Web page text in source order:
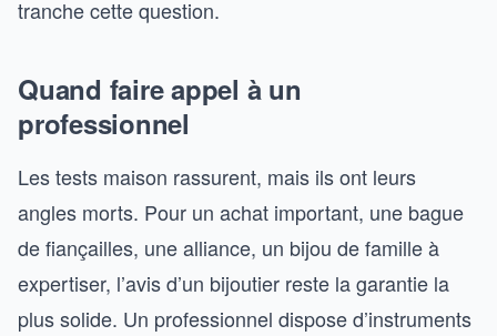
tranche cette question.
Quand faire appel à un
professionnel
Les tests maison rassurent, mais ils ont leurs
angles morts. Pour un achat important, une bague
de fiançailles, une alliance, un bijou de famille à
expertiser, l’avis d’un bijoutier reste la garantie la
plus solide. Un professionnel dispose d’instruments